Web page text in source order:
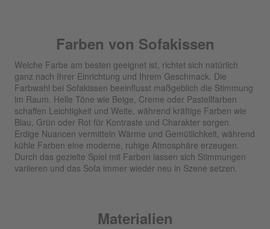
Farben von Sofakissen
Welche Farbe am besten geeignet ist, richtet sich natürlich
ganz nach Ihrer Einrichtung und Ihrem Geschmack. Die
Farbwahl bei Sofakissen beeinflusst maßgeblich die Stimmung
im Raum. Helle Töne wie Beige, Creme oder Pastellfarben
schaffen Leichtigkeit und Weite, während kräftige Farben wie
Blau, Grün oder Rot für Kontraste und Charakter sorgen.
Erdige Nuancen vermitteln Wärme und Gemütlichkeit, während
kühle Farben eine moderne, ruhige Atmosphäre erzeugen.
Durch das gezielte Spiel mit Farben lassen sich Stimmungen
variieren und das Sofa immer wieder neu in Szene setzen.
Materialien